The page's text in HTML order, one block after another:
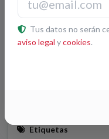
01/04/2022
Buscador
Etiquetas
Tus datos no serán
aviso legal ycookies.